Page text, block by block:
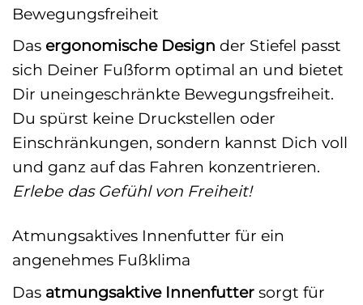
Bewegungsfreiheit
Das ergonomische Design der Stiefel passt
sich Deiner Fußform optimal an und bietet
Dir uneingeschränkte Bewegungsfreiheit.
Du spürst keine Druckstellen oder
Einschränkungen, sondern kannst Dich voll
und ganz auf das Fahren konzentrieren.
Erlebe das Gefühl von Freiheit!
Atmungsaktives Innenfutter für ein
angenehmes Fußklima
Das atmungsaktive Innenfutter sorgt für